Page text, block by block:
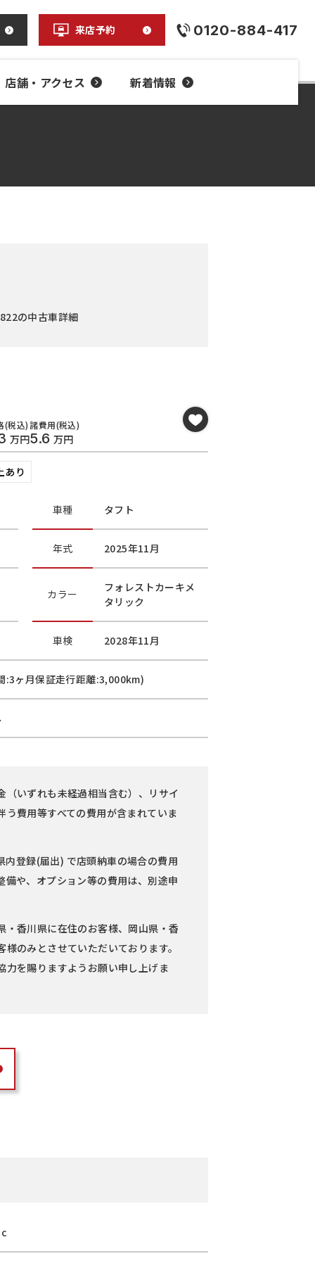
来店予約 0120-884-417
店舗・アクセス 新着情報
の中古車詳細
(税込)
万円
諸費用(税込)
5.6 万円
あり
車種 タフト
年式 2025年11月
カラー
フォレストカーキメ
タリック
車検 2028年11月
:3ヶ月保証走行距離:3,000km)
いずれも未経過相当含む）、リサイ
う費用等すべての費用が含まれていま
登録(届出) で店頭納車の場合の費用
備や、オプション等の費用は、別途申
香川県に在住のお客様、岡山県・香
のみとさせていただいております。
力を賜りますようお願い申し上げま